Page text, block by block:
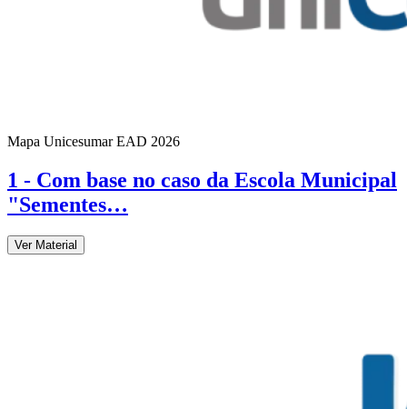
Mapa Unicesumar EAD 2026
1 - Com base no caso da Escola Municipal
"Sementes…
Ver Material